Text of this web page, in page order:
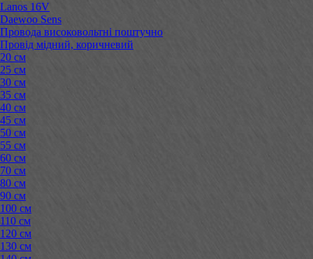
Lanos 16V
Daewoo Sens
Провода високовольтні поштучно
Провід мідний, коричневий
20 см
25 см
30 см
35 см
40 см
45 см
50 см
55 см
60 см
70 см
80 см
90 см
100 см
110 см
120 см
130 см